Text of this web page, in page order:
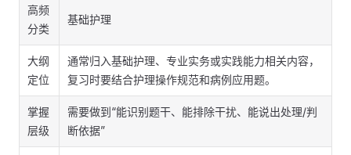
高频
分类
基础护理
大纲
定位
通常归入基础护理、专业实务或实践能力相关内容，
复习时要结合护理操作规范和病例应用题。
掌握
层级
需要做到“能识别题干、能排除干扰、能说出处理/判
断依据”